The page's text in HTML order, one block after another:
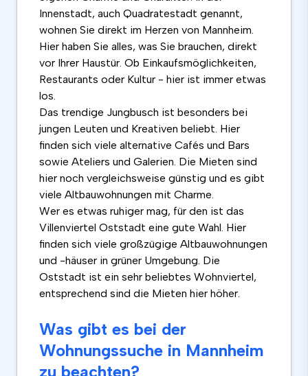
Innenstadt, auch Quadratestadt genannt,
wohnen Sie direkt im Herzen von Mannheim.
Hier haben Sie alles, was Sie brauchen, direkt
vor Ihrer Haustür. Ob Einkaufsmöglichkeiten,
Restaurants oder Kultur - hier ist immer etwas
los.
Das trendige Jungbusch ist besonders bei
jungen Leuten und Kreativen beliebt. Hier
finden sich viele alternative Cafés und Bars
sowie Ateliers und Galerien. Die Mieten sind
hier noch vergleichsweise günstig und es gibt
viele Altbauwohnungen mit Charme.
Wer es etwas ruhiger mag, für den ist das
Villenviertel Oststadt eine gute Wahl. Hier
finden sich viele großzügige Altbauwohnungen
und -häuser in grüner Umgebung. Die
Oststadt ist ein sehr beliebtes Wohnviertel,
entsprechend sind die Mieten hier höher.
Was gibt es bei der
Wohnungssuche in Mannheim
zu beachten?